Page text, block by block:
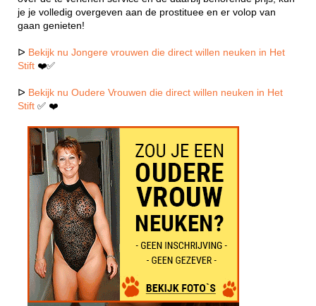
je je volledig overgeven aan de prostituee en er volop van
gaan genieten!
ᐅ Bekijk nu Jongere vrouwen die direct willen neuken in Het
Stift ❤️✅
ᐅ Bekijk nu Oudere Vrouwen die direct willen neuken in Het
Stift ✅ ❤️